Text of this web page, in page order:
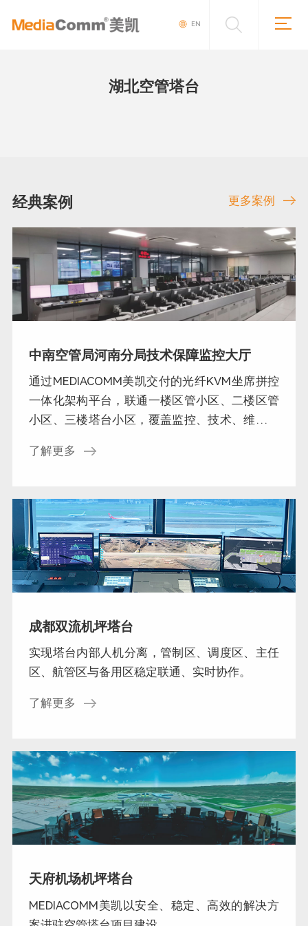
EN
湖北空管塔台
经典案例
中南空管局河南分局技术保障监控大厅
通过MEDIACOMM美凯交付的光纤KVM坐席拼控
一体化架构平台，联通一楼区管小区、二楼区管
小区、三楼塔台小区，覆盖监控、技术、维护维
协作、可视化控制功能，同时首次应用双控运维
高效运行的监控新模式。
了解更多
成都双流机坪塔台
实现塔台内部人机分离，管制区、调度区、主任
区、航管区与备用区稳定联通、实时协作。
了解更多
天府机场机坪塔台
MEDIACOMM美凯以安全、稳定、高效的解决方
更多案例